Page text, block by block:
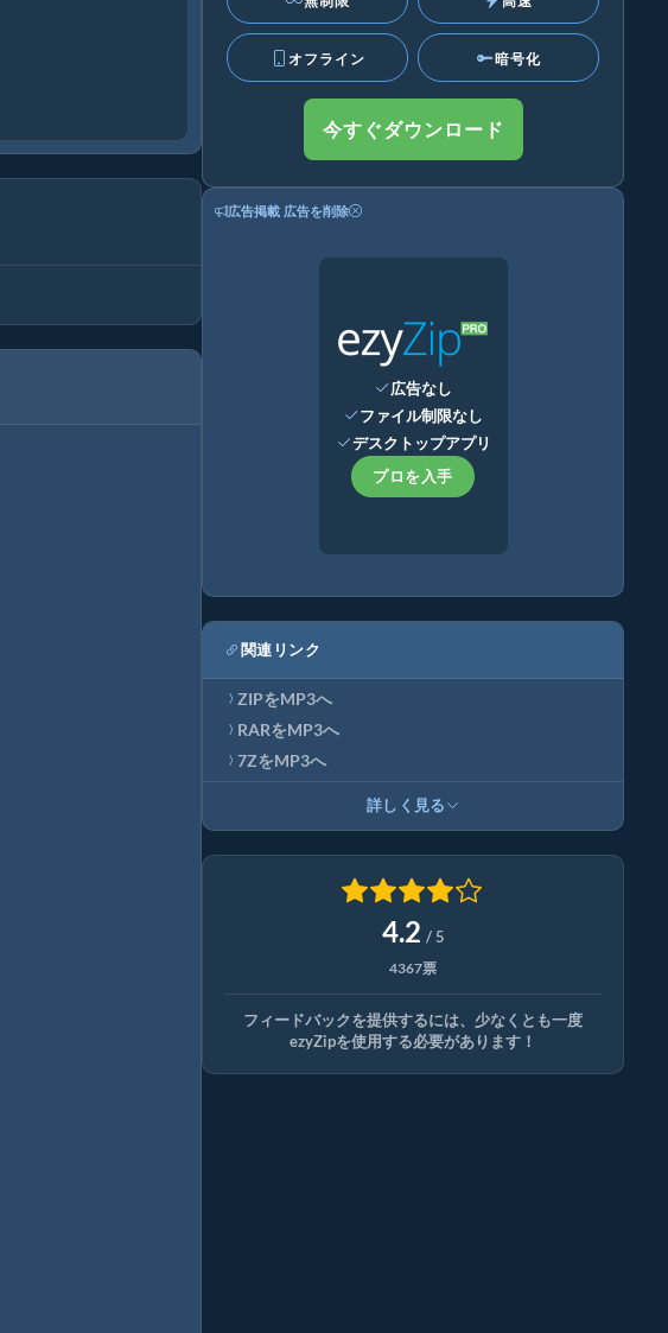
オフライン 暗号化
今すぐダウンロード
広告掲載 広告を削除
広告なし
ファイル制限なし
デスクトップアプリ
プロを入手
関連リンク
ZIPをMP3へ
RARをMP3へ
7ZをMP3へ
詳しく見る
4.2 / 5
4367票
フィードバックを提供するには、少なくとも一度
ezyZipを使用する必要があります！